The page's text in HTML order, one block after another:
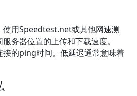
使用Speedtest.net或其他网速测
务器位置的上传和下载速度。
接的ping时间。低延迟通常意味着